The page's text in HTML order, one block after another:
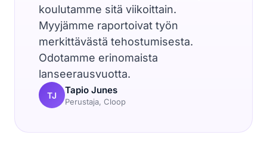
koulutamme sitä viikoittain.
Myyjämme raportoivat työn
merkittävästä tehostumisesta.
Odotamme erinomaista
lanseerausvuotta.
TJ Tapio Junes
Perustaja, Cloop